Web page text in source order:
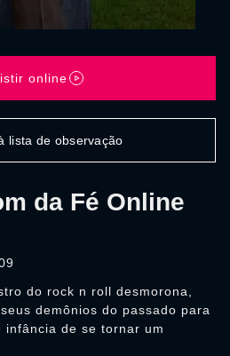
da Fé Online
do rock n roll desmorona,
demônios do passado para
infância de se tornar um
online
lista de observação